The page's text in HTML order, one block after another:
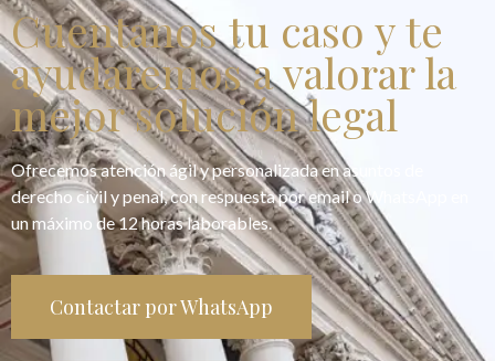
Cuentanos tu caso y te
ayudaremos a valorar la
mejor solución legal
Ofrecemos atención ágil y personalizada en asuntos de
derecho civil y penal, con respuesta por email o WhatsApp en
un máximo de 12 horas laborables.
Contactar por WhatsApp